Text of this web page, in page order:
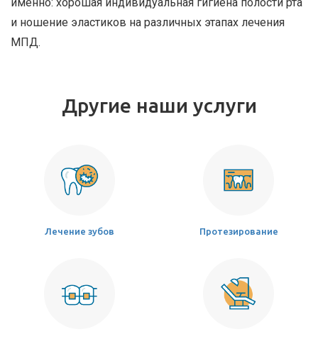
именно: хорошая индивидуальная гигиена полости рта
и ношение эластиков на различных этапах лечения
МПД.
Другие наши услуги
Лечение зубов Протезирование